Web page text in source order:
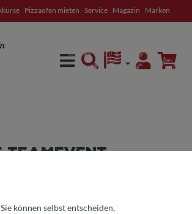
Pizzaofen mieten Service Magazin Marken
TEAMEVENT:
MIT FILI
Sie können selbst entscheiden,